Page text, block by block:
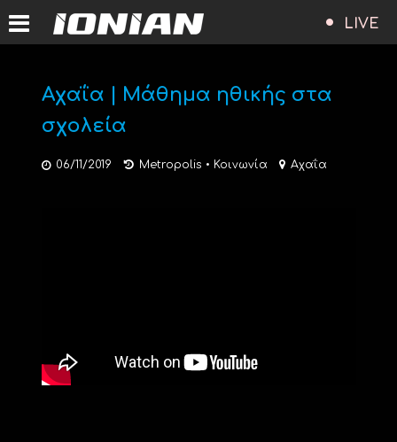
LIVE
Αχαΐα | Μάθημα ηθικής στα
σχολεία
06/11/2019 Metropolis • Κοινωνία Αχαΐα